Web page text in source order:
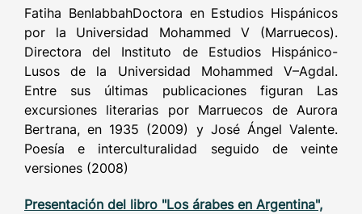
Fatiha BenlabbahDoctora en Estudios Hispánicos
por la Universidad Mohammed V (Marruecos).
Directora del Instituto de Estudios Hispánico-
Lusos de la Universidad Mohammed V–Agdal.
Entre sus últimas publicaciones figuran Las
excursiones literarias por Marruecos de Aurora
Bertrana, en 1935 (2009) y José Ángel Valente.
Poesía e interculturalidad seguido de veinte
versiones (2008)
Presentación del libro "Los árabes en Argentina",